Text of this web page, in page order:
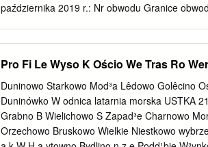
października 2019 r.: Nr obwodu Granice
wiejska, Dąbrówka 22, 77-100 Bytów 2
niepełnosprawnych Szkoła Podstawowa,
Borzytuchom Głosować korespondencyjnie
lub umiarkowanym stopniu
rehabilitacji zawodowej i społecznej oraz
wyborcy posiadający orzeczenie organu
Pro Fi Le Wyso K Ościo We Tras Ro
Duninowo Starkowo Mod³a Lêdowo Golêcino
Duninówko W odnica latarnia morska USTKA
Grabno B Wielichowo S Zapad³e Charnowo
Orzechowo Bruskowo Wielkie Niestkowo